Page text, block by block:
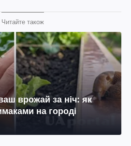
Читайте також
врожай за ніч: як
на городі